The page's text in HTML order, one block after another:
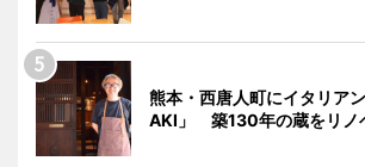
熊本・西唐人町にイタリア
AKI」 築130年の蔵をリノ